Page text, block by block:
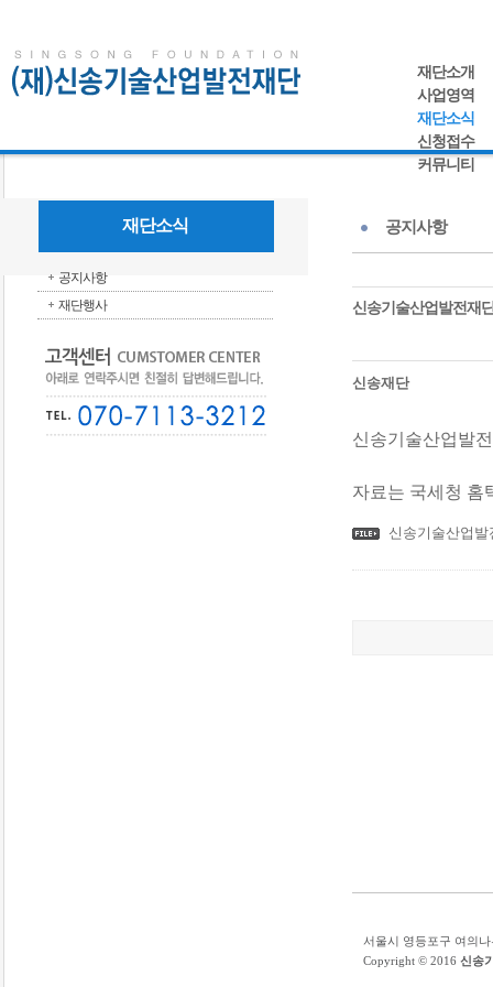
재단소개
사업영역
재단소식
신청접수
커뮤니티
재단소식
공지사항
재단행사
공지사항
신송기술산업발전재
신송재단
신송기술산업발
자료는 국세청 홈
신송기술산업
서울시 영등포구 여의
Copyright © 2016 신송